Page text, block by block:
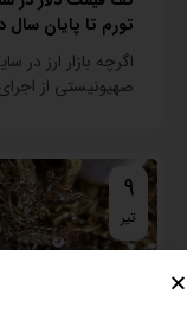
تورم تا پایان
اگرچه بازار ارز در
صهیونیستی از
9
تیر